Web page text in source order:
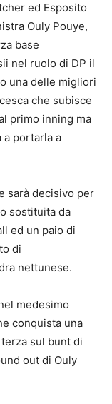
ed Esposito
Ouly Pouye,
base
nel ruolo di DP il
una delle migliori
che subisce
primo inning ma
a portarla a
sarà decisivo per
sostituita da
ed un paio di
di
nettunese.
medesimo
conquista una
sul bunt di
out di Ouly